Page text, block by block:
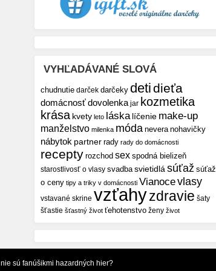
VYHĽADÁVANÉ SLOVÁ
chudnutie darček darčeky detidieťa
domácnosťdovolenka jar kozmetika
krása kvety leto láska líčenie make-up
manželstvo milenka móda nevera nohavičky
nábytok partner rady rady do domácnosti
recepty rozchod sex spodná bielizeň
starostlivosť o vlasy svadba svietidlá súťaž súťaž
o ceny tipy a triky v domácnosti Vianocevlasy
vstavané skrine vzťahyzdravie šaty
šťastie šťastný život ťehotenstvo ženy život
sú fanúšikmi hazardných hier?